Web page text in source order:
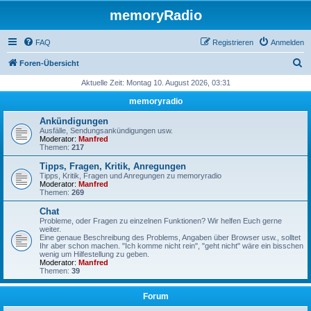
memoryRadio
FAQ Anmelden
Registrieren
Foren-Übersicht
h
Aktuelle Zeit: Montag 10. August 2026, 03:31
memoryradio
Ankündigungen
Ausfälle, Sendungsankündigungen usw.
Moderator: Manfred
Themen: 217
Tipps, Fragen, Kritik, Anregungen
Tipps, Kritik, Fragen und Anregungen zu memoryradio
Moderator: Manfred
Themen: 269
Chat
Probleme, oder Fragen zu einzelnen Funktionen? Wir helfen Euch gerne
weiter.
Eine genaue Beschreibung des Problems, Angaben über Browser usw., solltet
Ihr aber schon machen. "Ich komme nicht rein", "geht nicht" wäre ein bisschen
wenig um Hilfestellung zu geben.
Moderator: Manfred
Themen: 39
Forum